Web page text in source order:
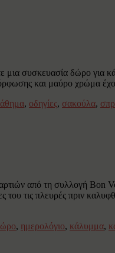
συσκευασία δώρο για
και μαύρο χρώμα
, οδηγίες, σακούλα,
από τη συλλογή
τις πλευρές πριν
, ημερολόγιο, κάλυμμα,